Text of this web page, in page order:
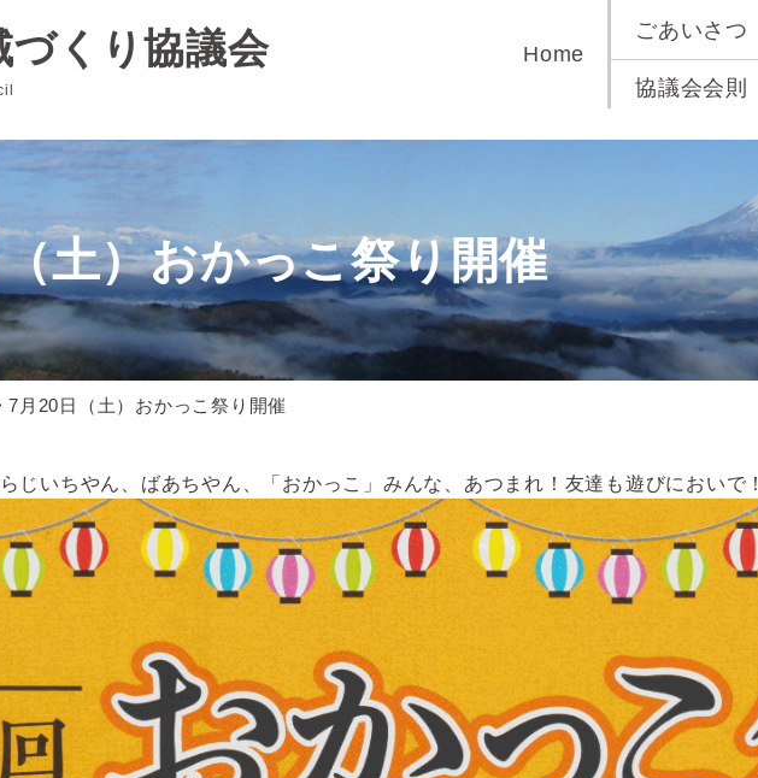
づくり協議会 Home
ごあいさつ
協議会会則
土）おかっこ祭り開催
7月20日（土）おかっこ祭り開催
じいちやん、ばあちやん、「おかっこ」みんな、あつまれ！友達も遊びにおいで！